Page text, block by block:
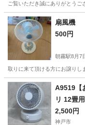
ご覧いただき誠にありがとう
兵庫 神戸市 キッチン
扇風機
500円
朝霧駅8月7
取りに来て頂ける方にお譲りし
兵庫 神戸市
A9519【
リ 12畳
2,500円
神戸市